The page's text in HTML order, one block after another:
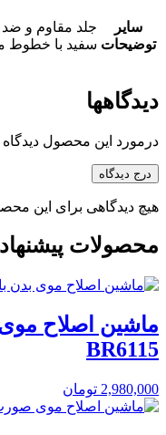
سایر
توضیحات
جلد مقاوم و
سفید با خطوط
دیدگاهها
درمورد این محصول دیدگاه
درج دیدگاه
هیچ دیدگاهی برای این
محصولات
ماشین اصلاح موی
BR6115
2,980,000 تومان